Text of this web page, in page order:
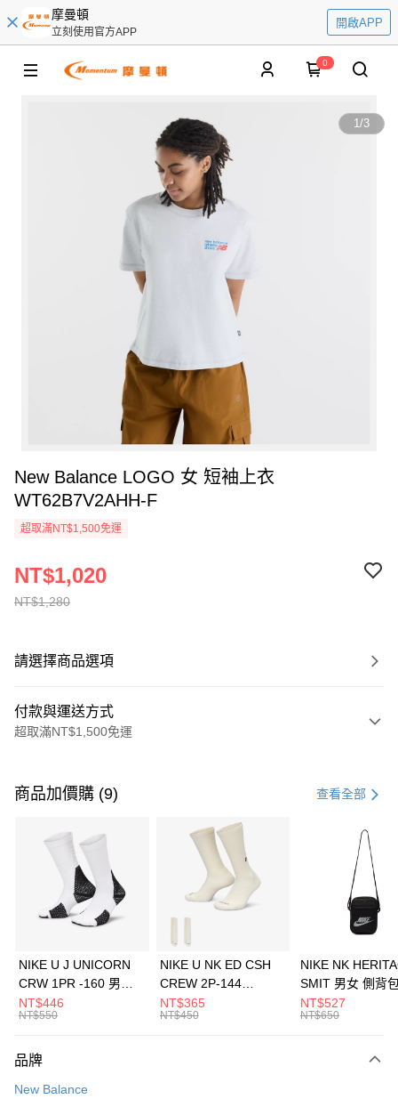
摩曼頓
立刻使用官方APP
開啟APP
0
1/3
New Balance LOGO 女 短袖上衣
WT62B7V2AHH-F
超取滿NT$1,500免運
NT$1,280
NT$1,020
請選擇商品選項
付款與運送方式
超取滿NT$1,500免運
信用卡一次付款
3 期 0 利率 每期 21家銀行
合作金庫商業銀行
第一商業銀行
華南商業銀行
彰化商業銀行
上海商業儲蓄銀行
元大商業銀行
台灣樂天信用卡公司
Apple Pay
全盈+PAY
AFTEE先享後付
【關於「AFTEE先享後付」】
便利好安心！
運送方式
商品加價購 (9) 查看全部
NIKE U J UNICORN
CRW 1PR -160 男女
中統襪 FZ3393100
NT$446
NT$550
NIKE U NK ED CSH
CREW 2P-144
EMBRDY 男女 短統襪
FZ3073133
NT$365
NT$450
NIKE NK
SMIT 男女 側背
BA5871010
NT$527
NT$650
品牌
New Balance